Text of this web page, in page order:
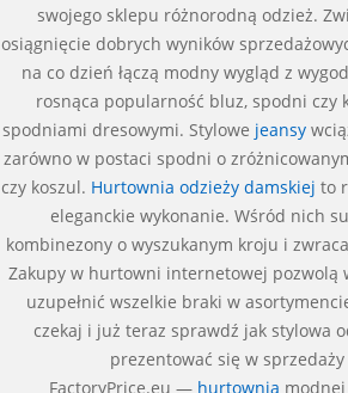
swojego sklepu różnorodną odzież.
osiągnięcie dobrych wyników
na co dzień łączą modny wygląd z
rosnąca popularność bluz, spodni czy
spodniami dresowymi. Stylowe jeansy
zarówno w postaci spodni o
czy koszul. Hurtownia odzieży damskiej to
eleganckie wykonanie. Wśród nich
kombinezony o wyszukanym kroju i
Zakupy w hurtowni internetowej pozwolą
uzupełnić wszelkie braki w
czekaj i już teraz sprawdź jak stylowa
prezentować się w
FactoryPrice.eu — hurtownia